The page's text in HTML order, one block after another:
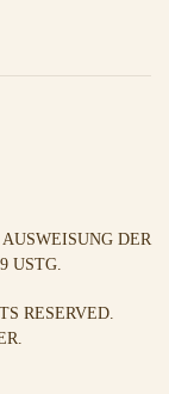
DER
USTG.
RESERVED.
.